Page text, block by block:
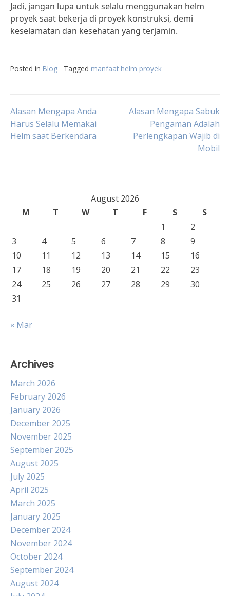
Jadi, jangan lupa untuk selalu menggunakan helm
proyek saat bekerja di proyek konstruksi, demi
keselamatan dan kesehatan yang terjamin.
Posted in Blog Tagged manfaat helm proyek
Post
navigation
Alasan Mengapa Anda
Harus Selalu Memakai
Helm saat Berkendara
Alasan Mengapa Sabuk
Pengaman Adalah
Perlengkapan Wajib di
Mobil
August 2026
M
T W T F S
S
1
2
3
4 5 6 7 8
9
10
11 12 13 14 15
16
17
18 19 20 21 22
23
24
25 26 27 28 29
30
31
« Mar
Archives
March 2026
February 2026
January 2026
December 2025
November 2025
September 2025
August 2025
July 2025
April 2025
March 2025
January 2025
December 2024
November 2024
October 2024
September 2024
August 2024